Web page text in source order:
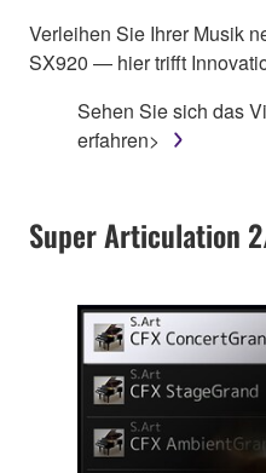
Verleihen Sie Ihrer Musik
SX920 — hier trifft
Sehen Sie sich das
erfahren>
Super Articulation